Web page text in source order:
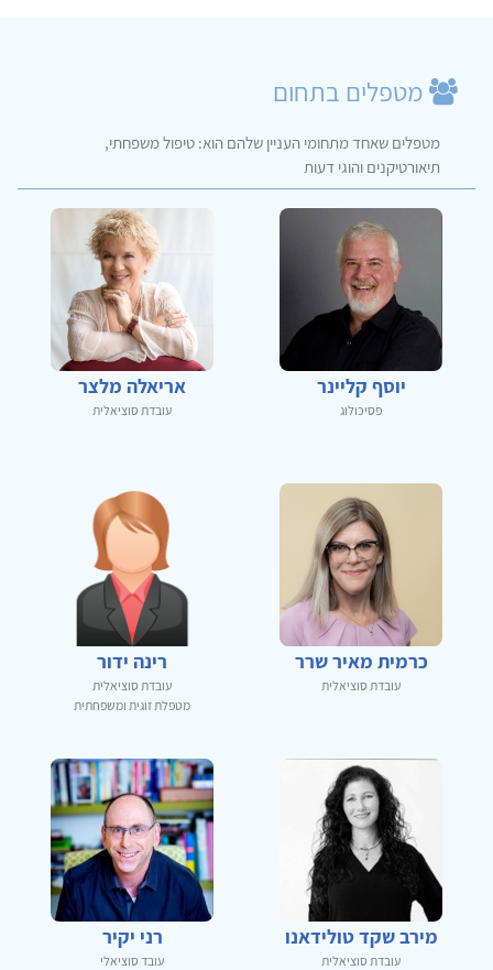
מטפלים בתחום
מטפלים שאחד מתחומי העניין שלהם הוא: טיפול משפחתי,
תיאורטיקנים והוגי דעות
יוסף קליינר
פסיכולוג
אריאלה מלצר
עובדת סוציאלית
כרמית מאיר שרר
עובדת סוציאלית
רינה ידור
עובדת סוציאלית
מטפלת זוגית ומשפחתית
מירב שקד טולידאנו
עובדת סוציאלית
רני יקיר
עובד סוציאלי